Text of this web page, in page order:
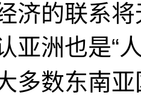
济的联系
亚洲也是“
多数东南